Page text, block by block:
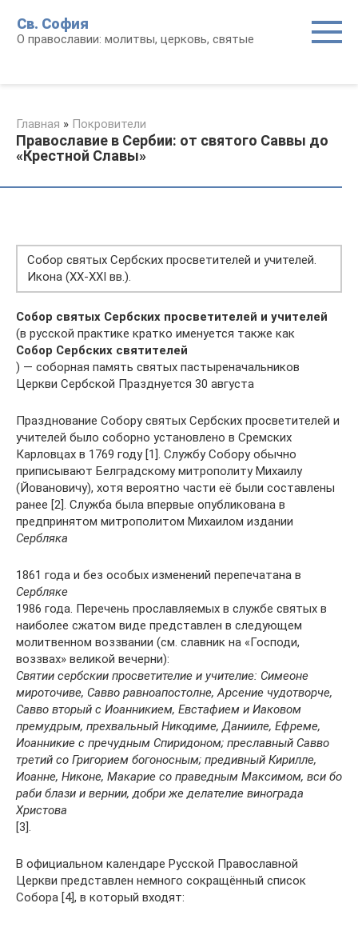
контенту
Св. София
О православии: молитвы, церковь, святые
Главная » Покровители
Православие в Сербии: от святого Саввы до
«Крестной Славы»
Собор святых Cербских просветителей и учителей.
Икона (XX-XXI вв.).
Собор святых Cербских просветителей и учителей
(в русской практике кратко именуется также как
Собор Сербских святителей
) — соборная память святых пастыреначальников
Церкви Сербской Празднуется 30 августа
Празднование Собору святых Cербских просветителей и
учителей было соборно установлено в Сремских
Карловцах в 1769 году [1]. Службу Собору обычно
приписывают Белградскому митрополиту Михаилу
(Йовановичу), хотя вероятно части её были составлены
ранее [2]. Служба была впервые опубликована в
предпринятом митрополитом Михаилом издании
Сербляка
1861 года и без особых изменений перепечатана в
Сербляке
1986 года. Перечень прославляемых в службе святых в
наиболее сжатом виде представлен в следующем
молитвенном воззвании (см. славник на «Господи,
воззвах» великой вечерни):
Святии сербскии просветителие и учителие: Симеоне
мироточиве, Савво равноапостолне, Арсение чудотворче,
Савво вторый с Иоанникием, Евстафием и Иаковом
премудрым, прехвальный Никодиме, Данииле, Ефреме,
Иоанникие с пречудным Спиридоном; преславный Савво
третий со Григорием богоносным; предивный Кирилле,
Иоанне, Никоне, Макарие со праведным Максимом, вси бо
раби блази и вернии, добри же делателие винограда
Христова
[3].
В официальном календаре Русской Православной
Церкви представлен немного сокращённый список
Собора [4], в который входят: